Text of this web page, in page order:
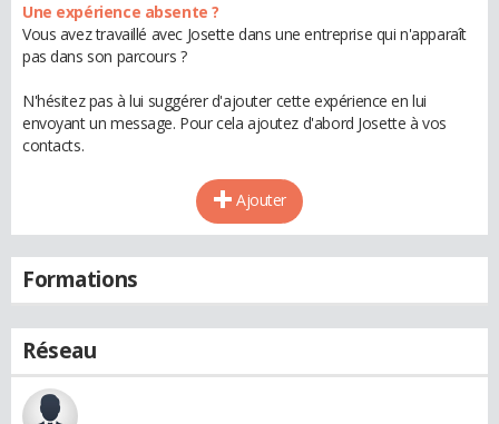
Une expérience absente ?
Vous avez travaillé avec Josette dans une entreprise qui n'apparaît
pas dans son parcours ?
N'hésitez pas à lui suggérer d'ajouter cette expérience en lui
envoyant un message. Pour cela ajoutez d'abord Josette à vos
contacts.
Ajouter
Formations
Réseau